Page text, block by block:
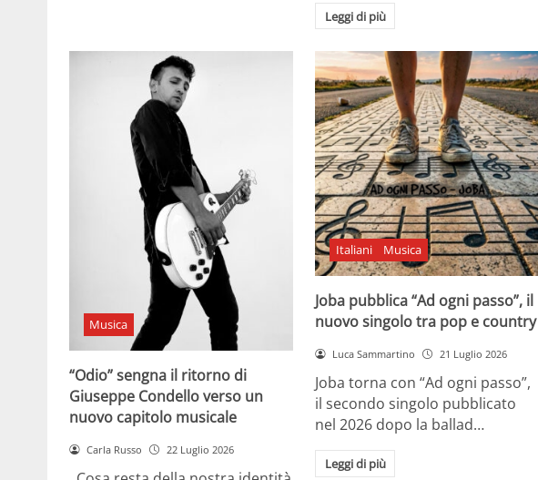
Leggi di più
Musica
“Odio” sengna il ritorno di
Giuseppe Condello verso un
nuovo capitolo musicale
Carla Russo 22 Luglio 2026
Italiani Musica
Joba pubblica “Ad ogni passo”, il
nuovo singolo tra pop e country
Luca Sammartino 21 Luglio 2026
Joba torna con “Ad ogni passo”,
il secondo singolo pubblicato
nel 2026 dopo la ballad…
Leggi di più